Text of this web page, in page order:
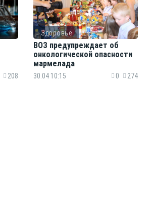
208
Здоровье
ВОЗ предупреждает об
онкологической опасности
мармелада
30.04 10:15 0 274